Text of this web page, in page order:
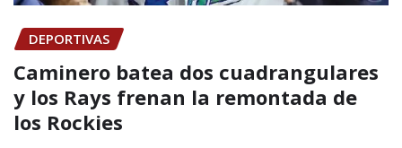
DEPORTIVAS
Caminero batea dos cuadrangulares
y los Rays frenan la remontada de
los Rockies